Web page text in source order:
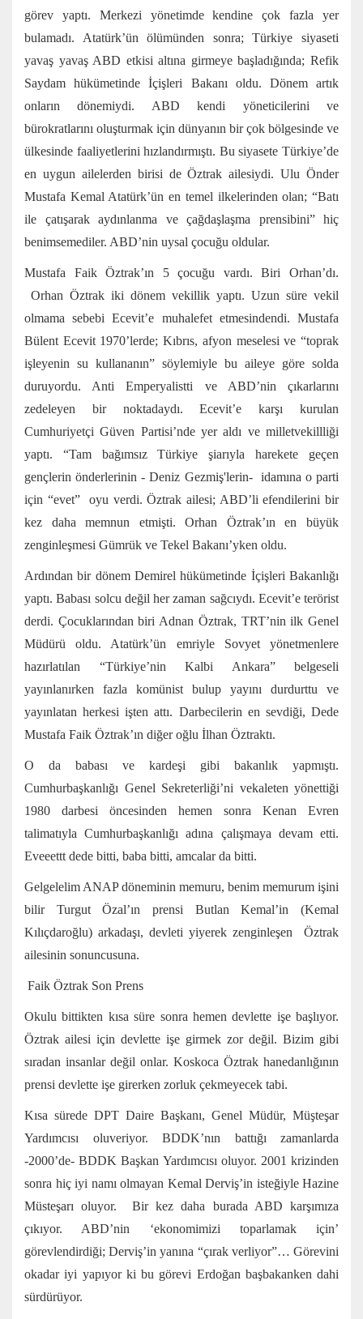
görev yaptı. Merkezi yönetimde kendine çok fazla yer
bulamadı. Atatürk’ün ölümünden sonra; Türkiye siyaseti
yavaş yavaş ABD etkisi altına girmeye başladığında; Refik
Saydam hükümetinde İçişleri Bakanı oldu. Dönem artık
onların dönemiydi. ABD kendi yöneticilerini ve
bürokratlarını oluşturmak için dünyanın bir çok bölgesinde ve
ülkesinde faaliyetlerini hızlandırmıştı. Bu siyasete Türkiye’de
en uygun ailelerden birisi de Öztrak ailesiydi. Ulu Önder
Mustafa Kemal Atatürk’ün en temel ilkelerinden olan; “Batı
ile çatışarak aydınlanma ve çağdaşlaşma prensibini” hiç
benimsemediler. ABD’nin uysal çocuğu oldular.
Mustafa Faik Öztrak’ın 5 çocuğu vardı. Biri Orhan’dı.
Orhan Öztrak iki dönem vekillik yaptı. Uzun süre vekil
olmama sebebi Ecevit’e muhalefet etmesindendi. Mustafa
Bülent Ecevit 1970’lerde; Kıbrıs, afyon meselesi ve “toprak
işleyenin su kullananın” söylemiyle bu aileye göre solda
duruyordu. Anti Emperyalistti ve ABD’nin çıkarlarını
zedeleyen bir noktadaydı. Ecevit’e karşı kurulan
Cumhuriyetçi Güven Partisi’nde yer aldı ve milletvekillliği
yaptı. “Tam bağımsız Türkiye şiarıyla harekete geçen
gençlerin önderlerinin - Deniz Gezmiş'lerin- idamına o parti
için “evet” oyu verdi. Öztrak ailesi; ABD’li efendilerini bir
kez daha memnun etmişti. Orhan Öztrak’ın en büyük
zenginleşmesi Gümrük ve Tekel Bakanı’yken oldu.
Ardından bir dönem Demirel hükümetinde İçişleri Bakanlığı
yaptı. Babası solcu değil her zaman sağcıydı. Ecevit’e terörist
derdi. Çocuklarından biri Adnan Öztrak, TRT’nin ilk Genel
Müdürü oldu. Atatürk’ün emriyle Sovyet yönetmenlere
hazırlatılan “Türkiye’nin Kalbi Ankara” belgeseli
yayınlanırken fazla komünist bulup yayını durdurttu ve
yayınlatan herkesi işten attı. Darbecilerin en sevdiği, Dede
Mustafa Faik Öztrak’ın diğer oğlu İlhan Öztraktı.
O da babası ve kardeşi gibi bakanlık yapmıştı.
Cumhurbaşkanlığı Genel Sekreterliği’ni vekaleten yönettiği
1980 darbesi öncesinden hemen sonra Kenan Evren
talimatıyla Cumhurbaşkanlığı adına çalışmaya devam etti.
Eveeettt dede bitti, baba bitti, amcalar da bitti.
Gelgelelim ANAP döneminin memuru, benim memurum işini
bilir Turgut Özal’ın prensi Butlan Kemal’in (Kemal
Kılıçdaroğlu) arkadaşı, devleti yiyerek zenginleşen Öztrak
ailesinin sonuncusuna.
Faik Öztrak Son Prens
Okulu bittikten kısa süre sonra hemen devlette işe başlıyor.
Öztrak ailesi için devlette işe girmek zor değil. Bizim gibi
sıradan insanlar değil onlar. Koskoca Öztrak hanedanlığının
prensi devlette işe girerken zorluk çekmeyecek tabi.
Kısa sürede DPT Daire Başkanı, Genel Müdür, Müşteşar
Yardımcısı oluveriyor. BDDK’nın battığı zamanlarda
-2000’de- BDDK Başkan Yardımcısı oluyor. 2001 krizinden
sonra hiç iyi namı olmayan Kemal Derviş’in isteğiyle Hazine
Müsteşarı oluyor. Bir kez daha burada ABD karşımıza
çıkıyor. ABD’nin ‘ekonomimizi toparlamak için’
görevlendirdiği; Derviş’in yanına “çırak verliyor”… Görevini
okadar iyi yapıyor ki bu görevi Erdoğan başbakanken dahi
sürdürüyor.